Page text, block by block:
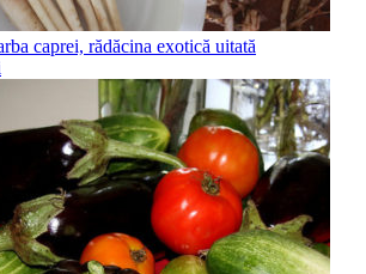
caprei, rădăcina exotică uitată